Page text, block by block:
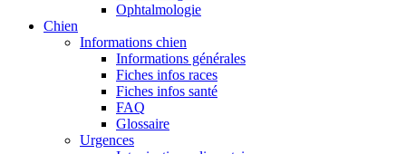
Ophtalmologie
Chien
Informations chien
Informations générales
Fiches infos races
Fiches infos santé
FAQ
Glossaire
Urgences